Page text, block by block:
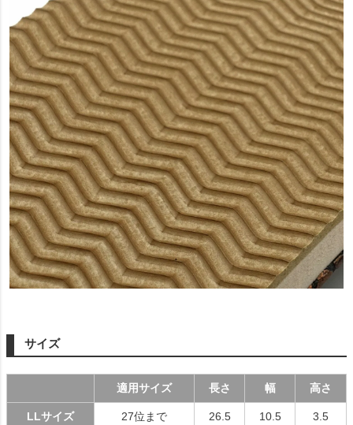
サイズ
適用サイズ 長さ 幅 高さ
LLサイズ 27位まで 26.5 10.5 3.5